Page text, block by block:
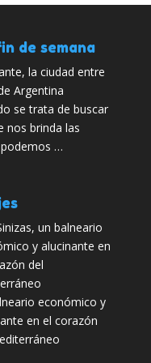
de semana
la ciudad entre
Argentina
se trata de buscar
nos brinda las
podemos …
un balneario
y alucinante en
del
económico y
en el corazón